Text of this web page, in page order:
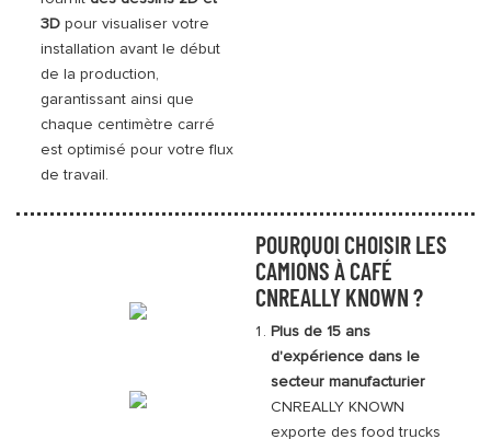
3D pour visualiser votre
installation avant le début
de la production,
garantissant ainsi que
chaque centimètre carré
est optimisé pour votre flux
de travail.
POURQUOI CHOISIR LES
CAMIONS À CAFÉ
CNREALLY KNOWN ?
Plus de 15 ans
d'expérience dans le
secteur manufacturier
CNREALLY KNOWN
exporte des food trucks